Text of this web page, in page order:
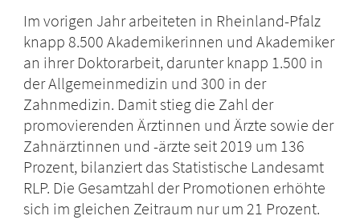
Im vorigen Jahr arbeiteten in Rheinland-Pfalz
knapp 8.500 Akademikerinnen und Akademiker
an ihrer Doktorarbeit, darunter knapp 1.500 in
der Allgemeinmedizin und 300 in der
Zahnmedizin. Damit stieg die Zahl der
promovierenden Ärztinnen und Ärzte sowie der
Zahnärztinnen und -ärzte seit 2019 um 136
Prozent, bilanziert das Statistische Landesamt
RLP. Die Gesamtzahl der Promotionen erhöhte
sich im gleichen Zeitraum nur um 21 Prozent.